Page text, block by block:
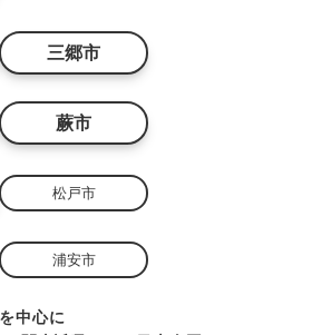
三郷市
蕨市
松戸市
浦安市
中心に